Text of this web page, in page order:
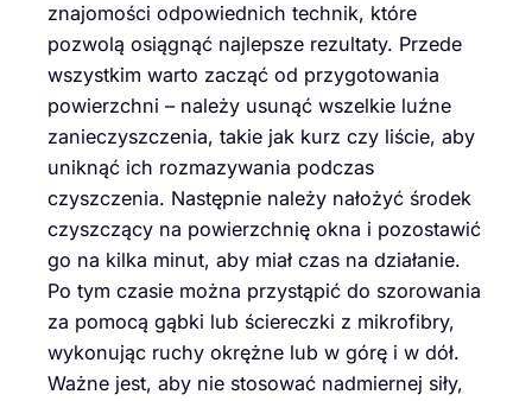
znajomości odpowiednich technik, które
pozwolą osiągnąć najlepsze rezultaty. Przede
wszystkim warto zacząć od przygotowania
powierzchni – należy usunąć wszelkie luźne
zanieczyszczenia, takie jak kurz czy liście, aby
uniknąć ich rozmazywania podczas
czyszczenia. Następnie należy nałożyć środek
czyszczący na powierzchnię okna i pozostawić
go na kilka minut, aby miał czas na działanie.
Po tym czasie można przystąpić do szorowania
za pomocą gąbki lub ściereczki z mikrofibry,
wykonując ruchy okrężne lub w górę i w dół.
Ważne jest, aby nie stosować nadmiernej siły,